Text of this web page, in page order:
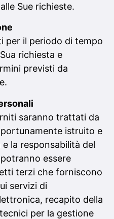
Sue richieste.
per il periodo di tempo
richiesta e
previsti da
saranno trattati da
istruito e
la responsabilità del
essere
terzi che forniscono
servizi di
recapito della
per la gestione